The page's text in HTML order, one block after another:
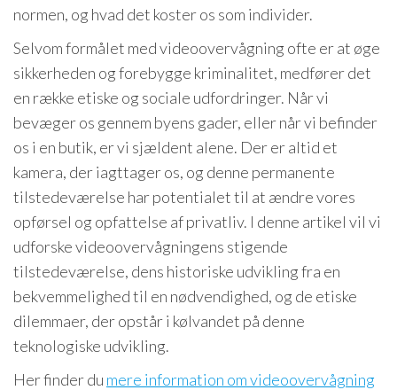
normen, og hvad det koster os som individer.
Selvom formålet med videoovervågning ofte er at øge
sikkerheden og forebygge kriminalitet, medfører det
en række etiske og sociale udfordringer. Når vi
bevæger os gennem byens gader, eller når vi befinder
os i en butik, er vi sjældent alene. Der er altid et
kamera, der iagttager os, og denne permanente
tilstedeværelse har potentialet til at ændre vores
opførsel og opfattelse af privatliv. I denne artikel vil vi
udforske videoovervågningens stigende
tilstedeværelse, dens historiske udvikling fra en
bekvemmelighed til en nødvendighed, og de etiske
dilemmaer, der opstår i kølvandet på denne
teknologiske udvikling.
Her finder du mere information om videoovervågning